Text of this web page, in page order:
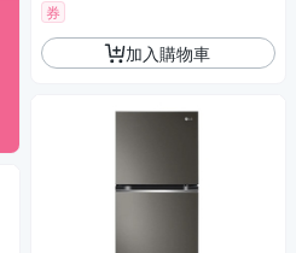
券
加入購物車